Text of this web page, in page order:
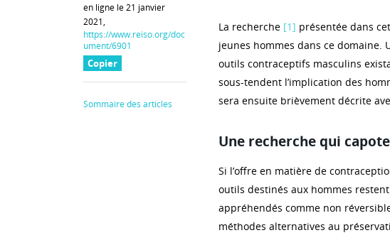
La recherche [1] présentée dans
jeunes hommes dans ce domaine.
outils contraceptifs masculins
sous-tendent l’implication des
sera ensuite brièvement décrite
Une recherche qui capote
Si l’offre en matière de
outils destinés aux hommes
appréhendés comme non
méthodes alternatives au
en ligne le 21 janvier
2021,
https://www.reiso.org/doc
ument/6901
Copier
Sommaire des articles